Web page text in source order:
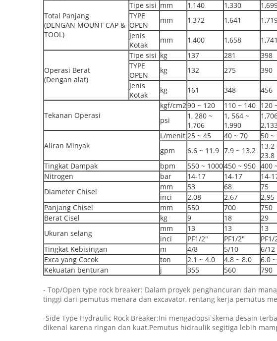
Total Panjang
(DENGAN MOUNT CAP &
TOOL)
Tipe sisi mm 1,140 1,330
TYPE
OPEN
mm 1,372 1,641
Jenis
Kotak
mm 1,400 1,658 1,741
Operasi Berat
(Dengan alat)
Tipe sisi kg 137 281 398
TYPE
OPEN
kg 132 275 390
Jenis
Kotak
kg 161 348 456
Tekanan Operasi
kgf/cm290 ~ 120 110 ~ 140 120
psi
1, 280 ~
1,706
1, 564 ~
1,990
Aliran Minyak
L/menit 25 ~ 45 40 ~ 70 50 ~
gpm
6.6 ~ 11.9 7.9 ~ 13.2 13.2
23.8
Tingkat Dampak
bpm 550 ~ 1000450 ~ 950 400
Nitrogen
bar 14-17 14-17 14-
Diameter Chisel
mm 53 68 75
inci
2.08 2.67 2.95
Panjang Chisel
mm 550 700 750
Berat Cisel
kg 9 18 29
Ukuran selang
mm 13 13 13
inci
PF1/2" PF1/2" PF1/
Tingkat Kebisingan
m 4/8 5/10 6/12
Exca yang Cocok
ton 2.1 ~ 4.0 4.8 ~ 8.0 6.0
Kekuatan benturan
j 355 560 790
- Top/Open type rock breaker: Dalam proyek penghancuran dan
tinggi dari pemutus menara dan excavator, rentang kerja pemutus
-Side Type Hydraulic Rock Breaker:Ini mengadopsi skema desain
dikenal karena ringan dan kuat.Pemutus hidraulik segitiga lebih